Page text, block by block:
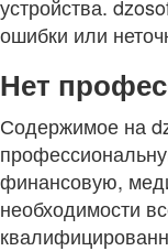
устройства.
ошибки или
Нет
Содержимое на
финансовую,
необходимости